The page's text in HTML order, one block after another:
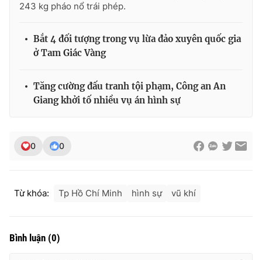
243 kg pháo nổ trái phép.
Bắt 4 đối tượng trong vụ lừa đảo xuyên quốc gia
ở Tam Giác Vàng
Tăng cường đấu tranh tội phạm, Công an An
Giang khởi tố nhiều vụ án hình sự
0 0
Từ khóa: Tp Hồ Chí Minh hình sự vũ khí
Bình luận (0)